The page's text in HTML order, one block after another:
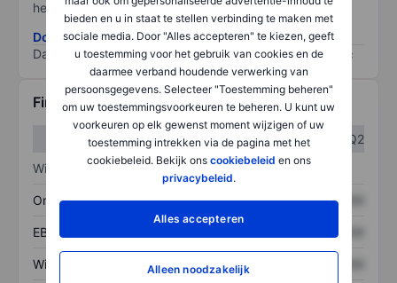
bieden en u in staat te stellen verbinding te maken met
sociale media. Door "Alles accepteren" te kiezen, geeft
u toestemming voor het gebruik van cookies en de
daarmee verband houdende verwerking van
persoonsgegevens. Selecteer "Toestemming beheren"
om uw toestemmingsvoorkeuren te beheren. U kunt uw
voorkeuren op elk gewenst moment wijzigen of uw
toestemming intrekken via de pagina met het
cookiebeleid. Bekijk ons cookiebeleid en ons
privacybeleid.
Alles accepteren
Alleen noodzakelijk
het grootste risico).
Download de ESG-risicomethodologie
Data provided by
/
Financiële gegevens
Q1
Q2
Winst/verlies
Omzet XXXXXXX XXXXXXX
EBITDA XXXXXXX
Winst XXXXXXX